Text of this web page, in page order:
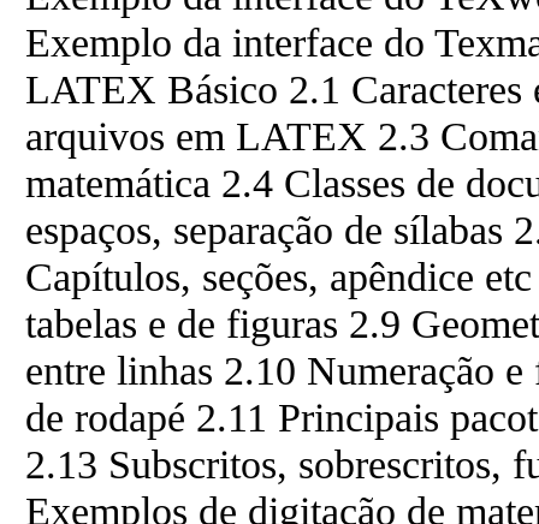
Exemplo da interface do
LATEX Básico 2.1 Caracteres
arquivos em LATEX 2.3
matemática 2.4 Classes de
espaços, separação de sílabas
Capítulos, seções, apêndice
tabelas e de figuras 2.9
entre linhas 2.10 Numeração
de rodapé 2.11 Principais
2.13 Subscritos, sobrescritos,
Exemplos de digitação de